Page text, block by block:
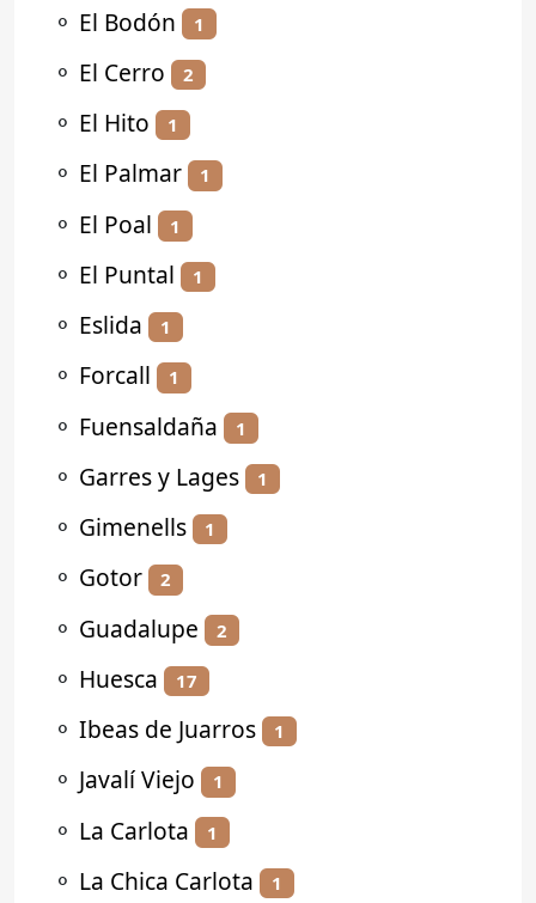
⚬ El Bodón 1
⚬ El Cerro 2
⚬ El Hito 1
⚬ El Palmar 1
⚬ El Poal 1
⚬ El Puntal 1
⚬ Eslida 1
⚬ Forcall 1
⚬ Fuensaldaña 1
⚬ Garres y Lages 1
⚬ Gimenells 1
⚬ Gotor 2
⚬ Guadalupe 2
⚬ Huesca 17
⚬ Ibeas de Juarros 1
⚬ Javalí Viejo 1
⚬ La Carlota 1
⚬ La Chica Carlota 1